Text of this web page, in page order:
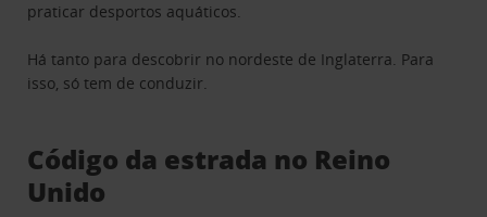
praticar desportos aquáticos.
Há tanto para descobrir no nordeste de Inglaterra. Para
isso, só tem de conduzir.
Código da estrada no Reino
Unido